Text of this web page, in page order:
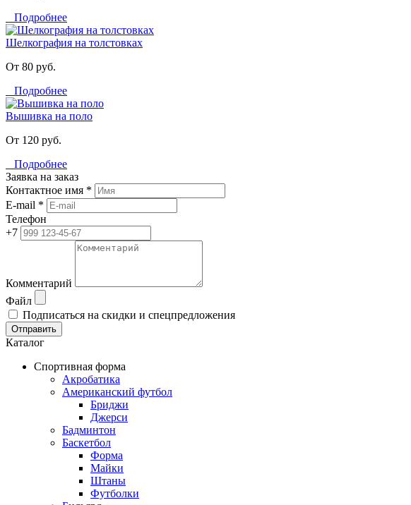
Подробнее
Шелкография на толстовках
От 80 руб.
Подробнее
Вышивка на поло
От 120 руб.
Подробнее
Заявка на заказ
Контактное имя *
E-mail *
Телефон
+7
Комментарий
Файл
Подписаться на скидки и спецпредложения
Отправить
Каталог
Спортивная форма
Акробатика
Американский футбол
Бриджи
Джерси
Бадминтон
Баскетбол
Форма
Майки
Штаны
Футболки